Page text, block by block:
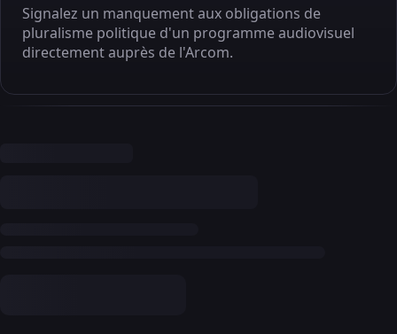
Signalez un manquement aux obligations de
pluralisme politique d'un programme audiovisuel
directement auprès de l'Arcom.